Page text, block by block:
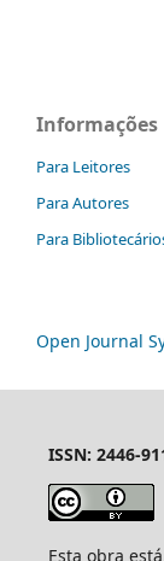
Informações
Para Leitores
Para Autores
Para
Open Journal
ISSN: 2446-
Esta obra